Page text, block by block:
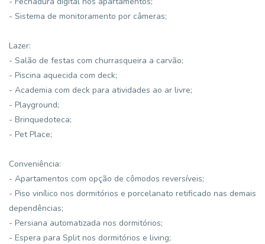
- Sistema de monitoramento por câmeras;
Lazer:
- Salão de festas com churrasqueira a carvão;
- Piscina aquecida com deck;
- Academia com deck para atividades ao ar livre;
- Playground;
- Brinquedoteca;
- Pet Place;
Conveniência:
- Apartamentos com opção de cômodos reversíveis;
- Piso vinílico nos dormitórios e porcelanato retificado nas demais
dependências;
- Persiana automatizada nos dormitórios;
- Espera para Split nos dormitórios e living;